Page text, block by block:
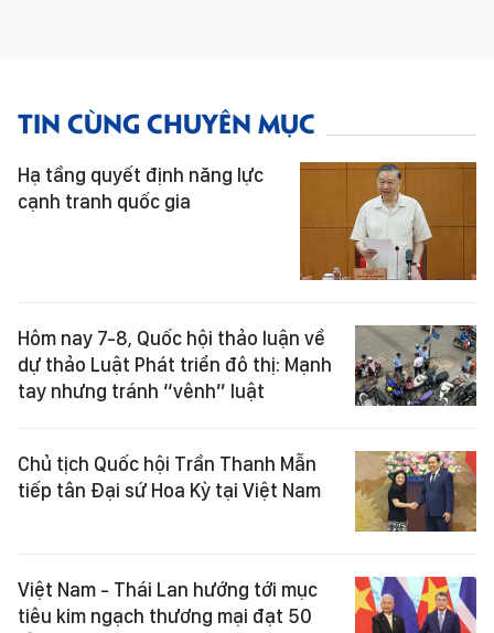
TIN CÙNG CHUYÊN MỤC
Hạ tầng quyết định năng lực
cạnh tranh quốc gia
Hôm nay 7-8, Quốc hội thảo luận về
dự thảo Luật Phát triển đô thị: Mạnh
tay nhưng tránh “vênh” luật
Chủ tịch Quốc hội Trần Thanh Mẫn
tiếp tân Đại sứ Hoa Kỳ tại Việt Nam
Việt Nam - Thái Lan hướng tới mục
tiêu kim ngạch thương mại đạt 50